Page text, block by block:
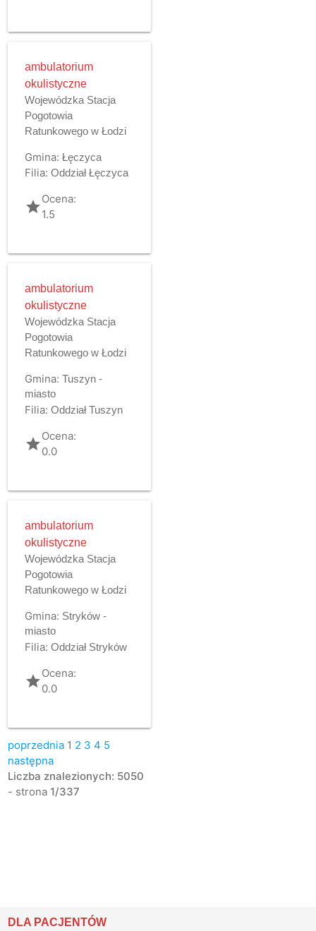
ambulatorium
okulistyczne
Wojewódzka Stacja
Pogotowia
Ratunkowego w Łodzi
Gmina: Łęczyca
Filia: Oddział Łęczyca
gradeOcena:
1.5
ambulatorium
okulistyczne
Wojewódzka Stacja
Pogotowia
Ratunkowego w Łodzi
Gmina: Tuszyn -
miasto
Filia: Oddział Tuszyn
gradeOcena:
0.0
ambulatorium
okulistyczne
Wojewódzka Stacja
Pogotowia
Ratunkowego w Łodzi
Gmina: Stryków -
miasto
Filia: Oddział Stryków
gradeOcena:
0.0
poprzednia 1 2 3 4 5
następna
Liczba znalezionych: 5050
- strona 1/337
DLA PACJENTÓW